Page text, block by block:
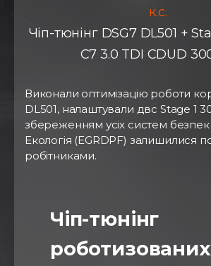
к.с.
Чіп-тюнінг DSG7 DL501 +
С7 3.0 TDI CDUD
Виконали оптимізацію роботи
DL501, налаштували двс Stage 1
збереженням усіх систем
Екологія (EGRDPF) залишилися
робітниками.
Чіп-тюнінг
роботизованих